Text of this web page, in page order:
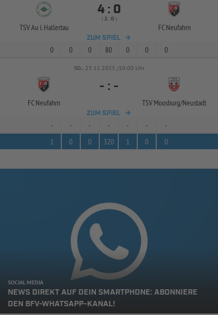
TSV Au i. Hallertau
 : 
(  :  )
FC Neufahrn
ZUM SPIEL
0 0 0 80 0 0 0
SO.. 23.11.2025 /10:00 Uhr
FC Neufahrn
- : -
TSV Moosburg/Neustadt
ZUM SPIEL
- - - - - -
-
1
0 0 320 1 0 0
SOCIAL MEDIA
NEWS DIREKT AUF DEIN SMARTPHONE: ABONNIERE
DEN BFV-WHATSAPP-KANAL!